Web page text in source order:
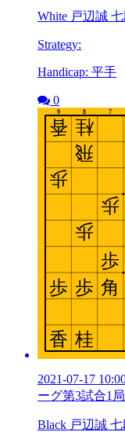
White 戸辺誠
Strategy:
Handicap: 平手
0
2021-07-17
ーグ第3試合1局
Black 戸辺誠